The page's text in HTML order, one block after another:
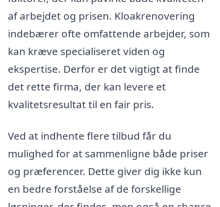
af arbejdet og prisen. Kloakrenovering
indebærer ofte omfattende arbejder, som
kan kræve specialiseret viden og
ekspertise. Derfor er det vigtigt at finde
det rette firma, der kan levere et
kvalitetsresultat til en fair pris.
Ved at indhente flere tilbud får du
mulighed for at sammenligne både priser
og præferencer. Dette giver dig ikke kun
en bedre forståelse af de forskellige